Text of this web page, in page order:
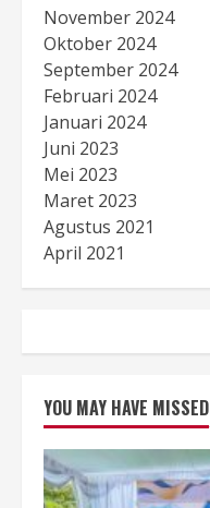
November 2024
Oktober 2024
September 2024
Februari 2024
Januari 2024
Juni 2023
Mei 2023
Maret 2023
Agustus 2021
April 2021
YOU MAY HAVE MISSED